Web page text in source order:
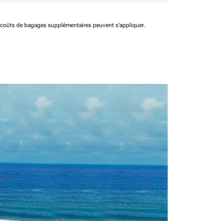
de bagages supplémentaires peuvent s'appliquer.